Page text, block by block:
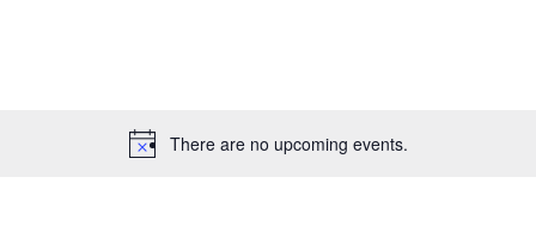
There are no upcoming events.